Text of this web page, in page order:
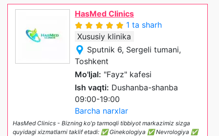
HasMed Clinics
1 ta sharh
Xususiy klinika
Sputnik 6, Sergeli tumani,
Toshkent
Mo'ljal: "Fayz" kafesi
Ish vaqti: Dushanba-shanba
09:00-19:00
Barcha narxlar
HasMed Clinics - Bizning ko'p tarmoqli tibbiyot markazimiz sizga
quyidagi xizmatlarni taklif etadi: ✅ Ginekologiya ✅ Nevrologiya ✅